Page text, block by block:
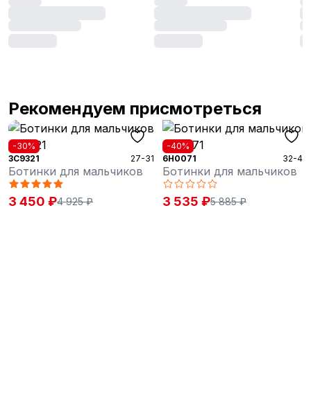
Рекомендуем присмотреться
-30%
3C9321
27-31
Ботинки для мальчиков
3 450 ₽4 925 ₽
-40%
6H0071
32-40
Ботинки для мальчиков
3 535 ₽5 885 ₽